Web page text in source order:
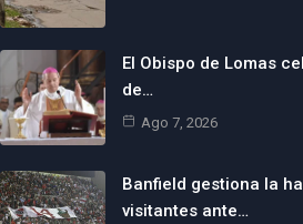
El Obispo de Lomas
de…
Ago 7, 2026
Banfield gestiona la
visitantes ante…